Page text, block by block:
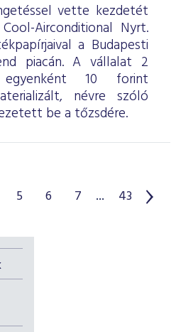
vette kezdetét
Airconditional Nyrt.
a Budapesti
piacán. A vállalat 2
10 forint
névre szóló
be a tőzsdére.
5 6 7 ... 43